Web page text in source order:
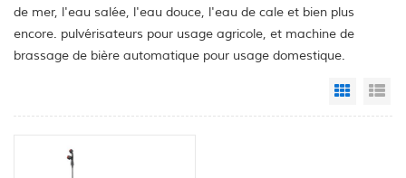
de mer, l'eau salée, l'eau douce, l'eau de cale et bien plus
encore. pulvérisateurs pour usage agricole, et machine de
brassage de bière automatique pour usage domestique.
Grid